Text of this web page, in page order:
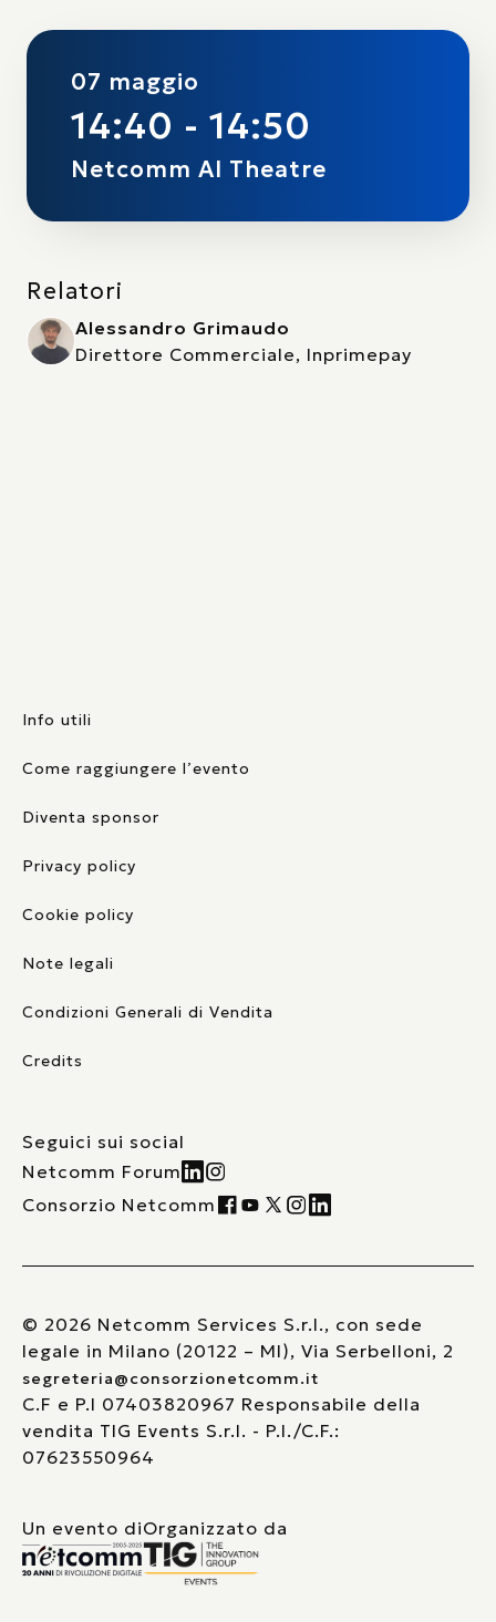
07 maggio
14:40 - 14:50
Netcomm AI Theatre
Relatori
Alessandro Grimaudo
Direttore Commerciale, Inprimepay
Info utili
Come raggiungere l’evento
Diventa sponsor
Privacy policy
Cookie policy
Note legali
Condizioni Generali di Vendita
Credits
Seguici sui social
Netcomm Forum
Consorzio Netcomm
© 2026 Netcomm Services S.r.l., con sede
legale in Milano (20122 – MI), Via Serbelloni, 2
segreteria@consorzionetcomm.it
C.F e P.I 07403820967 Responsabile della
vendita TIG Events S.r.l. - P.I./C.F.:
07623550964
Un evento diOrganizzato da